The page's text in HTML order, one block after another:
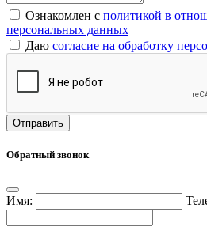
Ознакомлен с политикой в
персональных данных
Даю согласие на обработку
Обратный звонок
Имя: